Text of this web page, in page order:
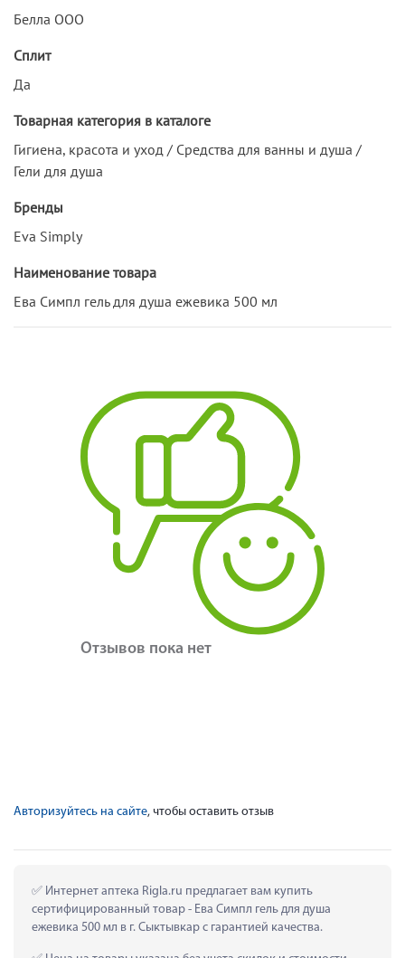
Белла ООО
Сплит
Да
Товарная категория в каталоге
Гигиена, красота и уход / Средства для ванны и душа /
Гели для душа
Бренды
Eva Simply
Наименование товара
Ева Симпл гель для душа ежевика 500 мл
Отзывов пока нет
Авторизуйтесь на сайте, чтобы оставить отзыв
Интернет аптека Rigla.ru предлагает вам купить
сертифицированный товар - Ева Симпл гель для душа
ежевика 500 мл в г. Сыктывкар с гарантией качества.